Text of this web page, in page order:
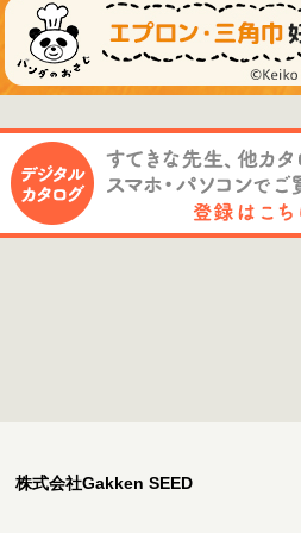
株式会社Gakken SEED